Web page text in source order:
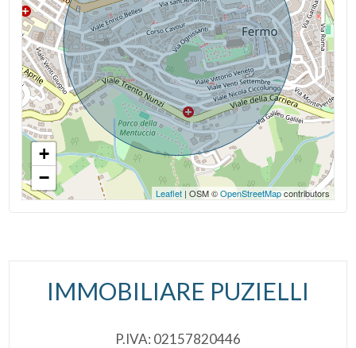
+
−
Leaflet| OSM ©OpenStreetMapcontributors
IMMOBILIARE PUZIELLI
P.IVA: 02157820446